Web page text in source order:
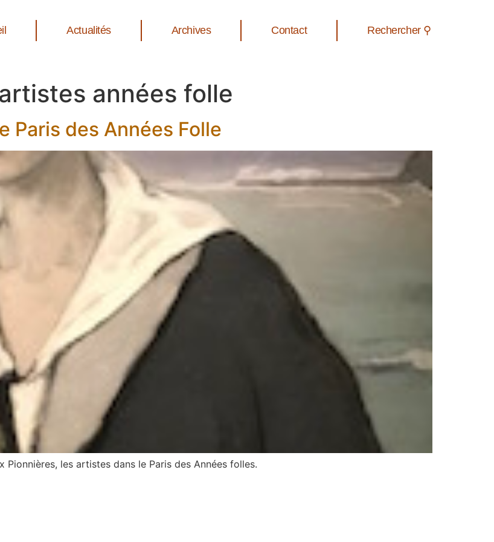
Actualités Archives Contact Rechercher ⚲
années folle
Paris des Années Folle
les artistes dans le Paris des Années folles.